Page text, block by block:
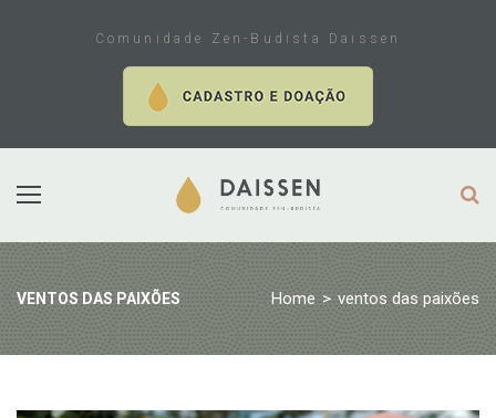
Comunidade Zen-Budista Daissen
VENTOS DAS PAIXÕES Home > ventos das paixões